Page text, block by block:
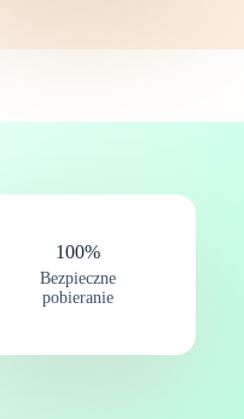
100%
Bezpieczne
pobieranie